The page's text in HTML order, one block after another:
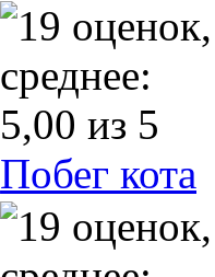
Побег кота